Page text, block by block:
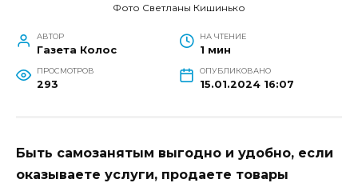
Фото Светланы Кишинько
АВТОР
Газета Колос
НА ЧТЕНИЕ
1 мин
ПРОСМОТРОВ
293
ОПУБЛИКОВАНО
15.01.2024 16:07
Быть самозанятым выгодно и удобно, если
оказываете услуги, продаете товары